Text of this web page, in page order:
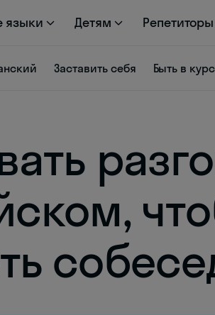
языки Детям Репетиторы
Заставить себя Быть в